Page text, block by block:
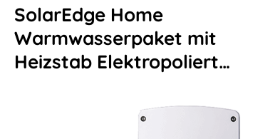
SolarEdge Home
Warmwasserpaket mit
Heizstab Elektropoliert